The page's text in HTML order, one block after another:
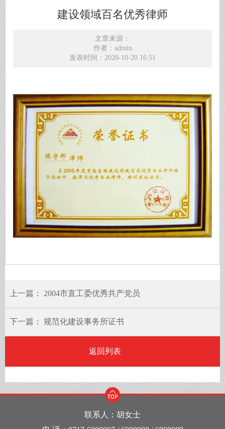
建设领域百名优秀律师
文章来源：
作者：admin
发表时间：2020-10-20 16:51
上一篇： 2004市直工委优秀共产党员
下一篇： 规范化建设事务所证书
返回列表
联系人：胡女士